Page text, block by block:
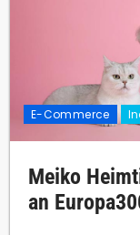
E-Commerce
Meiko
an